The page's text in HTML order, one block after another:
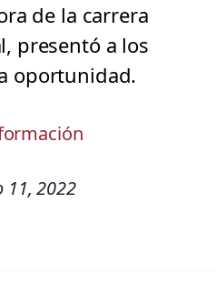
de la carrera
presentó a los
oportunidad.
11, 2022